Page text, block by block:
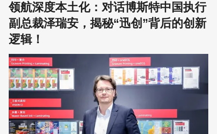
在行业内部交流，公众认知度有限。这次展出的蓝染织物、版画作
品、藏书票，让观众直观感受到印刷不仅仅是工业技术，更是具有
审美价值的文化载体。 信心——展位的高人气和同行的积极反馈都
验证了团队坚持的“三印”方向。“三印”指的是印刷、印染、印刻。丁
余年的出版印刷核心优势：
领航深度本土化：对话博斯特中国执行
副总裁泽瑞安，揭秘“迅创”背后的创新
逻辑！